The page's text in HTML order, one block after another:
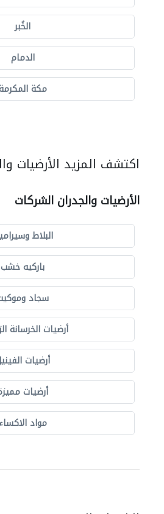
الخُبر
الدمام
مكة
اكتشف المزيد الأرضيات
الأرضيات والجدران الشركات
البلاط
باركيه خشب
سجاد
أرضيات الخرسانة
أرضيات
أرضيات
مواد الاكساء